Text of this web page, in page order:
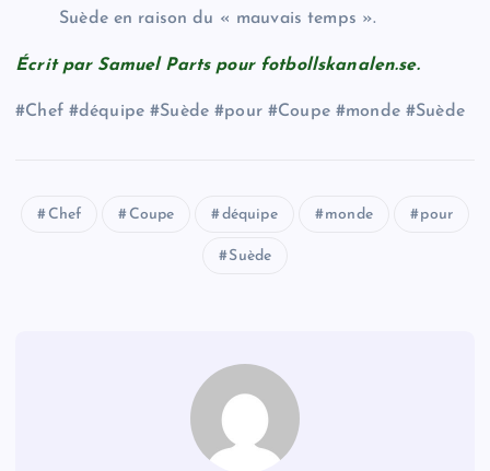
Suède en raison du « mauvais temps ».
Écrit par Samuel Parts pour fotbollskanalen.se.
#Chef #déquipe #Suède #pour #Coupe #monde #Suède
Chef Coupe déquipe monde pour
Suède